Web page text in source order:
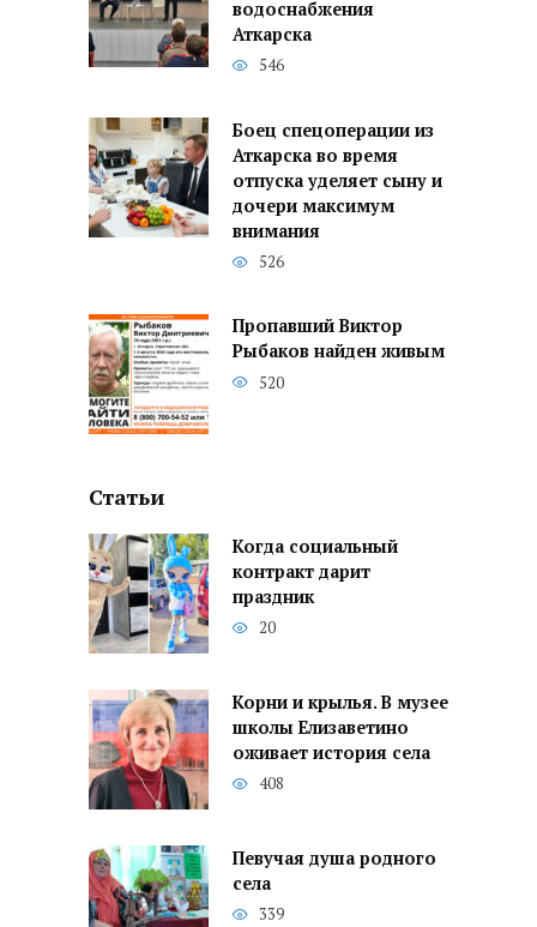
водоснабжения
Аткарска
546
Боец спецоперации из
Аткарска во время
отпуска уделяет сыну и
дочери максимум
внимания
526
Пропавший Виктор
Рыбаков найден живым
520
Статьи
Когда социальный
контракт дарит
праздник
20
Корни и крылья. В музее
школы Елизаветино
оживает история села
408
Певучая душа родного
села
339